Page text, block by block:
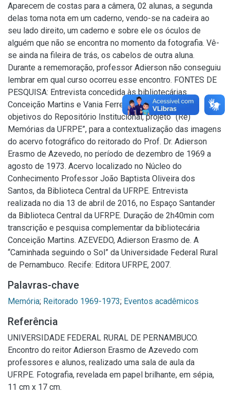
Aparecem de costas para a câmera, 02 alunas, a segunda
delas toma nota em um caderno, vendo-se na cadeira ao
seu lado direito, um caderno e sobre ele os óculos de
alguém que não se encontra no momento da fotografia. Vê-
se ainda na fileira de trás, os cabelos de outra aluna.
Durante a rememoração, professor Adierson não conseguiu
lembrar em qual curso ocorreu esse encontro. FONTES DE
PESQUISA: Entrevista concedida às bibliotecárias
Conceição Martins e Vania Ferreira para atender aos
objetivos do Repositório Institucional, projeto “(Re)
Memórias da UFRPE”, para a contextualização das imagens
do acervo fotográfico do reitorado do Prof. Dr. Adierson
Erasmo de Azevedo, no período de dezembro de 1969 a
agosto de 1973. Acervo localizado no Núcleo do
Conhecimento Professor João Baptista Oliveira dos
Santos, da Biblioteca Central da UFRPE. Entrevista
realizada no dia 13 de abril de 2016, no Espaço Santander
da Biblioteca Central da UFRPE. Duração de 2h40min com
transcrição e pesquisa complementar da bibliotecária
Conceição Martins. AZEVEDO, Adierson Erasmo de. A
“Caminhada seguindo o Sol” da Universidade Federal Rural
de Pernambuco. Recife: Editora UFRPE, 2007.
Palavras-chave
Memória; Reitorado 1969-1973; Eventos acadêmicos
Referência
UNIVERSIDADE FEDERAL RURAL DE PERNAMBUCO.
Encontro do reitor Adierson Erasmo de Azevedo com
professores e alunos, realizado uma sala de aula da
UFRPE. Fotografia, revelada em papel brilhante, em sépia,
11 cm x 17 cm.